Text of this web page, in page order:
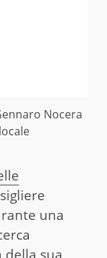
Nocera
una